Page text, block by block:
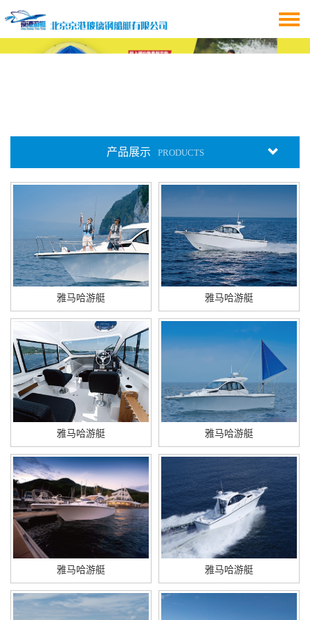
产品展示 PRODUCTS
雅马哈游艇 雅马哈游艇
雅马哈游艇 雅马哈游艇
雅马哈游艇 雅马哈游艇